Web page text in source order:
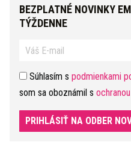
BEZPLATNÉ NOVINKY
TÝŽDENNE
Súhlasím s podmienkami
som sa oboznámil s
PRIHLÁSIŤ NA ODBER